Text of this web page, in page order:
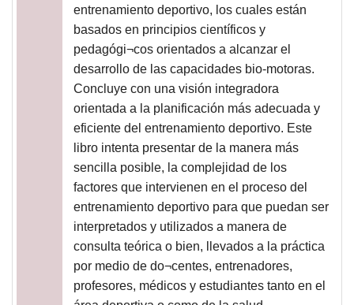
entrenamiento deportivo, los cuales están
basados en principios científicos y
pedagógi¬cos orientados a alcanzar el
desarrollo de las capacidades bio-motoras.
Concluye con una visión integradora
orientada a la planificación más adecuada y
eficiente del entrenamiento deportivo. Este
libro intenta presentar de la manera más
sencilla posible, la complejidad de los
factores que intervienen en el proceso del
entrenamiento deportivo para que puedan ser
interpretados y utilizados a manera de
consulta teórica o bien, llevados a la práctica
por medio de do¬centes, entrenadores,
profesores, médicos y estudiantes tanto en el